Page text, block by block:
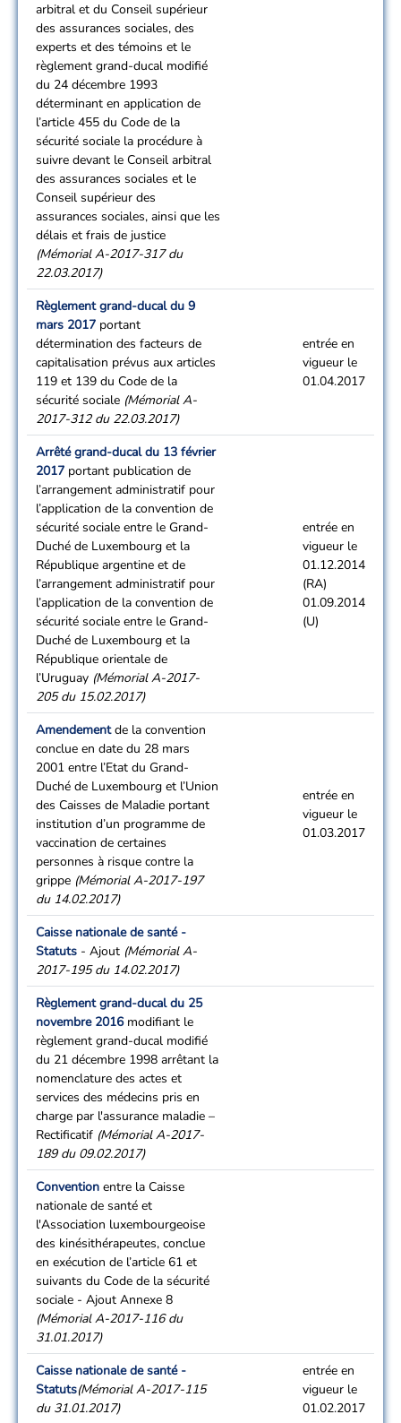
arbitral et du Conseil supérieur
des assurances sociales, des
experts et des témoins et le
règlement grand-ducal modifié
du 24 décembre 1993
déterminant en application de
l’article 455 du Code de la
sécurité sociale la procédure à
suivre devant le Conseil arbitral
des assurances sociales et le
Conseil supérieur des
assurances sociales, ainsi que les
délais et frais de justice
(Mémorial A-2017-317 du
22.03.2017)
Règlement grand-ducal du 9
mars 2017 portant
détermination des facteurs de
capitalisation prévus aux articles
119 et 139 du Code de la
sécurité sociale (Mémorial A-
2017-312 du 22.03.2017)
entrée en
vigueur le
01.04.2017
Arrêté grand-ducal du 13 février
2017 portant publication de
l’arrangement administratif pour
l’application de la convention de
sécurité sociale entre le Grand-
Duché de Luxembourg et la
République argentine et de
l’arrangement administratif pour
l’application de la convention de
sécurité sociale entre le Grand-
Duché de Luxembourg et la
République orientale de
l’Uruguay (Mémorial A-2017-
205 du 15.02.2017)
entrée en
vigueur le
01.12.2014
(RA)
01.09.2014
(U)
Amendementde la convention
conclue en date du 28 mars
2001 entre l’Etat du Grand-
Duché de Luxembourg et l’Union
des Caisses de Maladie portant
institution d’un programme de
vaccination de certaines
personnes à risque contre la
grippe (Mémorial A-2017-197
du 14.02.2017)
entrée en
vigueur le
01.03.2017
Caisse nationale de santé -
Statuts - Ajout (Mémorial A-
2017-195 du 14.02.2017)
Règlement grand-ducal du 25
novembre 2016modifiant le
règlement grand-ducal modifié
du 21 décembre 1998 arrêtant la
nomenclature des actes et
services des médecins pris en
charge par l'assurance maladie –
Rectificatif (Mémorial A-2017-
189 du 09.02.2017)
Convention entre la Caisse
nationale de santé et
l'Association luxembourgeoise
des kinésithérapeutes, conclue
en exécution de l’article 61 et
suivants du Code de la sécurité
sociale - Ajout Annexe 8
(Mémorial A-2017-116 du
31.01.2017)
Caisse nationale de santé -
Statuts(Mémorial A-2017-115
du 31.01.2017)
entrée en
vigueur le
01.02.2017